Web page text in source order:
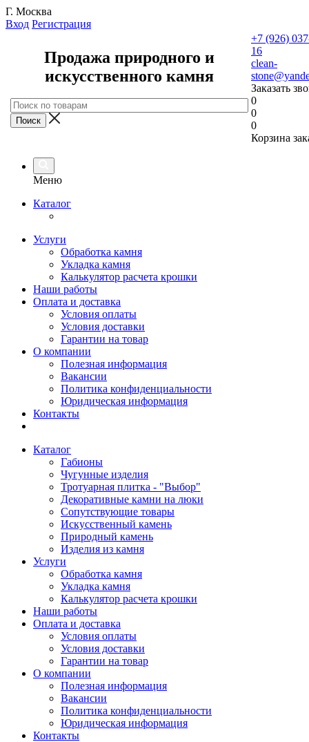
Г. Москва
Вход Регистрация
Продажа природного и
искусственного камня
+7 (926)
16
clean-
Заказать
0
0
0
Корзина
Меню
Каталог
Услуги
Обработка камня
Укладка камня
Калькулятор расчета крошки
Наши работы
Оплата и доставка
Условия оплаты
Условия доставки
Гарантии на товар
О компании
Полезная информация
Вакансии
Политика конфиденциальности
Юридическая информация
Контакты
Каталог
Габионы
Чугунные изделия
Тротуарная плитка - "Выбор"
Декоративные камни на люки
Сопутствующие товары
Искусственный камень
Природный камень
Изделия из камня
Услуги
Обработка камня
Укладка камня
Калькулятор расчета крошки
Наши работы
Оплата и доставка
Условия оплаты
Условия доставки
Гарантии на товар
О компании
Полезная информация
Вакансии
Политика конфиденциальности
Юридическая информация
Контакты